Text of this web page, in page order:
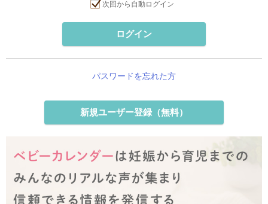
次回から自動ログイン
ログイン
パスワードを忘れた方
新規ユーザー登録（無料）